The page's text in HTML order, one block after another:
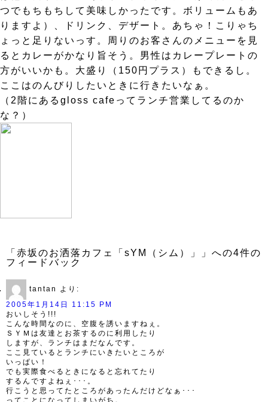
つでもちもちして美味しかったです。ボリュームもあ
りますよ）、ドリンク、デザート。あちゃ！こりゃち
ょっと足りないっす。周りのお客さんのメニューを見
るとカレーがかなり旨そう。男性はカレープレートの
方がいいかも。大盛り（150円プラス）もできるし。
ここはのんびりしたいときに行きたいなぁ。
（2階にあるgloss cafeってランチ営業してるのか
な？）
「赤坂のお洒落カフェ「sYM（シム）」」への4件の
フィードバック
tantan
より:
2005年1月14日 11:15 PM
おいしそう!!!
こんな時間なのに、空腹を誘いますねぇ。
ＳＹＭは友達とお茶するのに利用したり
しますが、ランチはまだなんです。
ここ見ているとランチにいきたいところが
いっぱい！
でも実際食べるときになると忘れてたり
するんですよねぇ･･･。
行こうと思ってたところがあったんだけどなぁ･･･
ってことになってしまいがち。